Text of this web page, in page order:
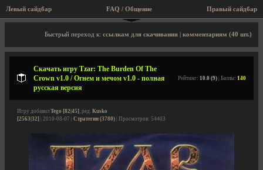
Левый сайдбар Правый сайдбар
FAQ / Общение
Описание игры, скриншоты, видео
Быстрый переход к: ссылкам для скачивания комментариям (40 шт.)
Скачать игру Tzar: The Burden Of The
Crown v1.0 / Огнем и мечом v1.0 - полная
русская версия
Рейтинг: 10.0 (9) | Баллы: 140
Игру добавил Tego [82|45], ред. Kusko
[2563|32] | 2010-08-07 | Стратегии (3780) | Просмотров: 54403